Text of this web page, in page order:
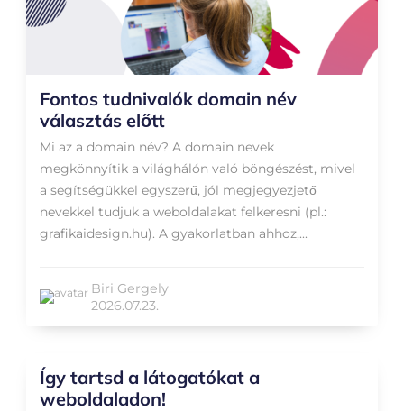
Fontos tudnivalók domain név
választás előtt
Mi az a domain név? A domain nevek
megkönnyítik a világhálón való böngészést, mivel
a segítségükkel egyszerű, jól megjegyezjető
nevekkel tudjuk a weboldalakat felkeresni (pl.:
grafikaidesign.hu). A gyakorlatban ahhoz,...
Biri Gergely
2026.07.23.
Így tartsd a látogatókat a
weboldaladon!